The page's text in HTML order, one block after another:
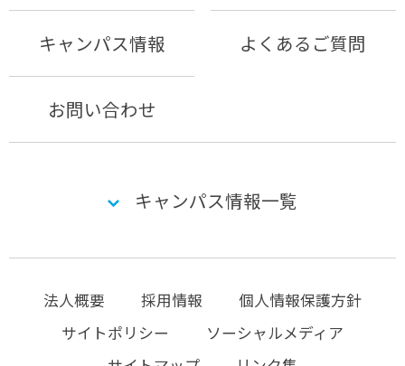
キャンパス情報 よくあるご質問
お問い合わせ
キャンパス情報一覧
法人概要 採用情報
個人情報保護方針
サイトポリシー
ソーシャルメディア